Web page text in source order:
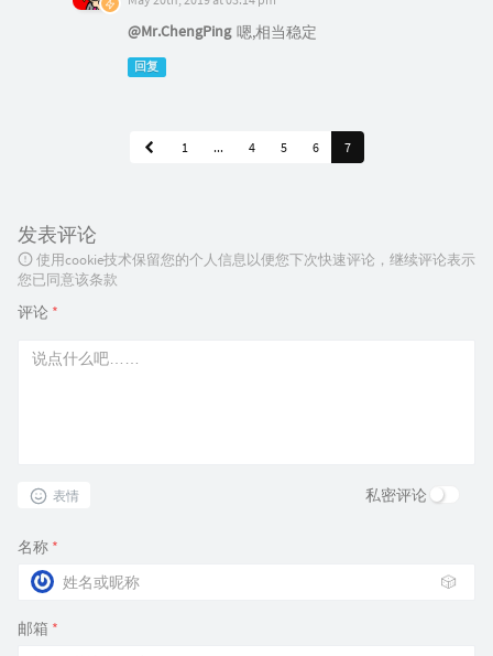
@Mr.ChengPing 嗯,相当稳定
回复
1 ... 4 5 6 7
发表评论
使用cookie技术保留您的个人信息以便您下次快速评论，继续评论表示
您已同意该条款
评论 *
表情 私密评论
名称 *
🎲
邮箱 *